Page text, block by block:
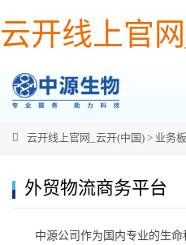
云开线上官
云开线上官网_云开(中国) > 业务
外贸物流商务平台
中源公司作为国内专业的生